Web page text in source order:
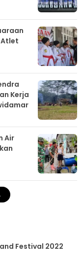
Atlet
Kerja
Air
Festival 2022